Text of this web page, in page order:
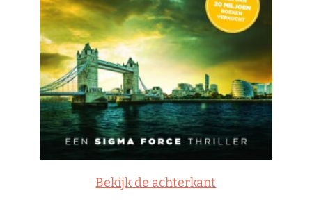
Bekijk de achterkant